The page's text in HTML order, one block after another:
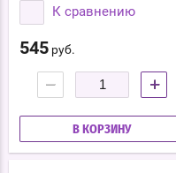
К сравнению
545 руб.
− +
В КОРЗИНУ